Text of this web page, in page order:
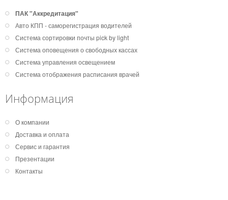
ПАК "Аккредитация"
Авто КПП - саморегистрация водителей
Система сортировки почты pick by light
Система оповещения о свободных кассах
Система управления освещением
Система отображения расписания врачей
Информация
О компании
Доставка и оплата
Сервис и гарантия
Презентации
Контакты